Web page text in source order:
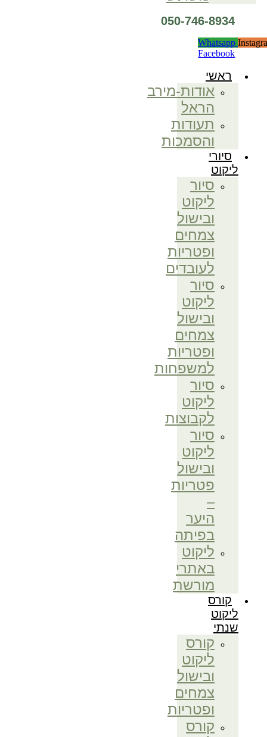
050-746-8934
Whatsapp
Facebook
ראשי
אודות-מירב
הראל
תעודות
והסמכות
סיורי
ליקוט
סיור
ליקוט
ובישול
צמחים
ופטריות
לעובדים
סיור
ליקוט
ובישול
צמחים
ופטריות
למשפחות
סיור
ליקוט
לקבוצות
סיור
ליקוט
ובישול
פטריות
–
היער
בפיתה
ליקוט
באתרי
מורשת
קורס
ליקוט
שנתי
קורס
ליקוט
ובישול
צמחים
ופטריות
קורס